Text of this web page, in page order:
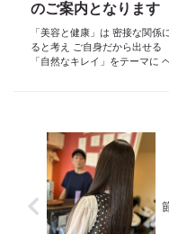
のご案内となります
「美容と健康」は 密接な関係
ると考え ご自身だから出せる
「自然なキレイ」をテーマに ヘ
日々の事や...